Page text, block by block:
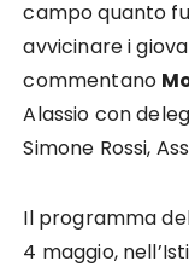
campo quanto
avvicinare i
commentano
Alassio con
Simone Rossi,
Il programma
4 maggio,